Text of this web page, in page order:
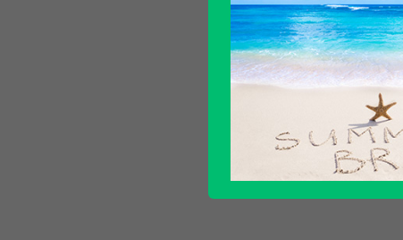
Scopri tutti